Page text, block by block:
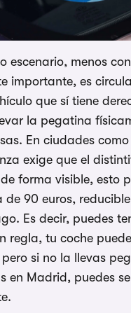
escenario, menos
importante, es
que sí tiene
la pegatina
En ciudades
exige que el
forma visible, esto
de 90 euros,
Es decir, puedes
regla, tu coche
si no la llevas
en Madrid, puedes